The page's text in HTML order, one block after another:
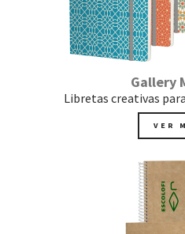
Gallery
Libretas creativas
VER